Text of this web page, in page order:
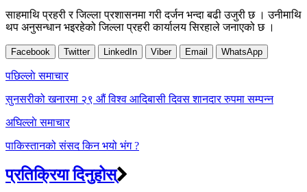
साहमाथि प्रहरी र जिल्ला प्रशासनमा गरी दर्जन भन्दा बढी उजुरी छ । उनीमाथि
थप अनुसन्धान भइरहेको जिल्ला प्रहरी कार्यालय सिरहाले जनाएको छ ।
Facebook Twitter LinkedIn Viber Email WhatsApp
Post
navigation
पछिल्लाे समाचार
सुनसरीको खनारमा २९ औं विश्व आदिबासी दिवस शानदार रुपमा सम्पन्न
अघिल्लाे समाचार
पाकिस्तानको संसद किन भयो भंग ?
प्रतिक्रिया दिनुहोस्